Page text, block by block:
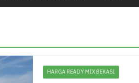
HARGA READY MIX BEKASI